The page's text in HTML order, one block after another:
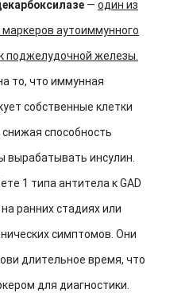
— один из
аутоиммунного
поджелудочной железы.
то, что иммунная
собственные клетки
способность
инсулин.
1 типа антитела к GAD
ранних стадиях или
симптомов. Они
длительное время, что
для диагностики.